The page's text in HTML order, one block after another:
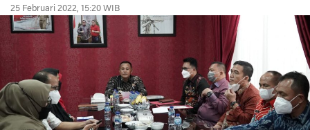
25 Februari 2022, 15:20 WIB